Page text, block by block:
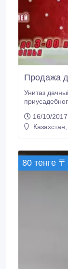
Продажа
Унитаз
будет долгое
Доступные
16/10/
80 тенге 〒